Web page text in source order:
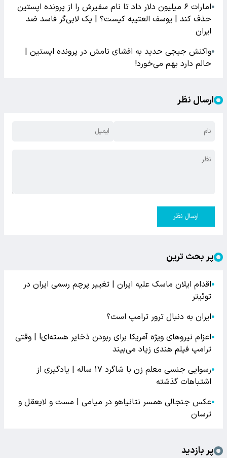
●
امارات ۶ میلیون دلار داد تا نام سفیرش را از پرونده اپستین
حذف کند | یوسف العتیبه کیست؟ | یک لابی‌گر فاسد ضد
ایران
●واکنش جیجی حدید به افشای نامش در پرونده اپستین |
حالم دارد بهم می‌خورد!
ارسال نظر
ارسال نظر
پر بحث ترین
●اقدام ایلان ماسک علیه ایران | تغییر پرچم رسمی ایران در
توئیتر
●ایران به دنبال ترور ترامپ است؟
●اعزام نیروهای ویژه آمریکا برای ربودن ذخایر هسته‌ای! | وقتی
ترامپ فیلم هندی زیاد می‌بیند
●
رسوایی جنسی معلم زن با شاگرد ۱۷ ساله | یادگیری از
اشتباهات گذشته
●عکس جنجالی همسر نتانیاهو در میامی | مست و لایعقل و
ترسان
پر بازدید